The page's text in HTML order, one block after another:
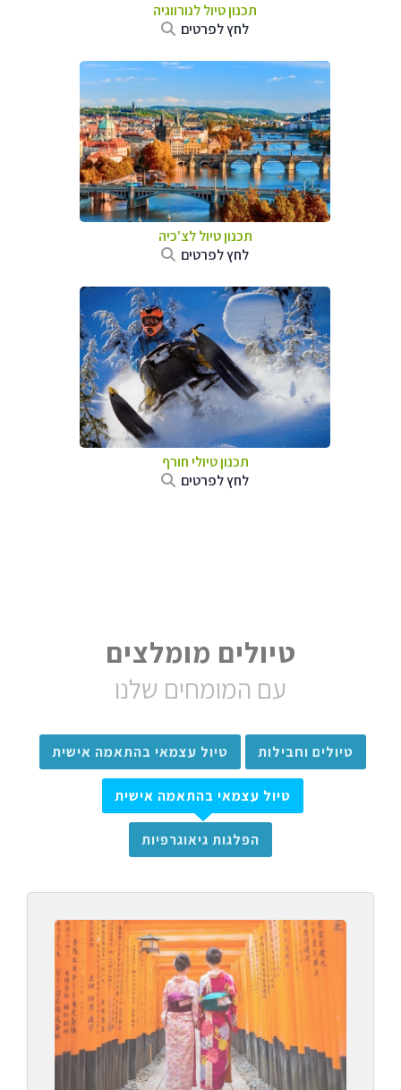
תכנון טיול לנורווגיה
לחץ לפרטים
תכנון טיול לצ'כיה
לחץ לפרטים
תכנון טיולי חורף
לחץ לפרטים
טיולים מומלצים
עם המומחים שלנו
טיולים וחבילות טיול עצמאי בהתאמה אישית
טיול עצמאי בהתאמה אישית
הפלגות גיאוגרפיות